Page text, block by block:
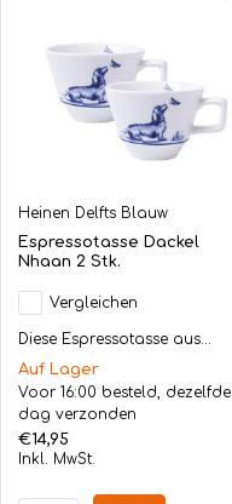
Heinen Delfts Blauw
Espressotasse Dackel
Nhaan 2 Stk.
Vergleichen
Diese Espressotasse aus...
Auf Lager
Voor 16:00 besteld, dezelfde
dag verzonden
€14,95
Inkl. MwSt.